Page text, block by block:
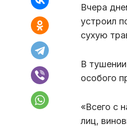
Вчера
устроил
сухую
В
особого
«Всего с
лиц,